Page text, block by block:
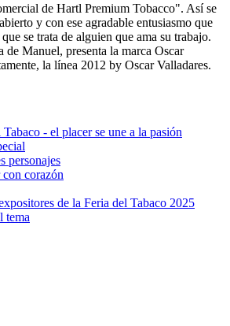
de Hartl Premium Tobacco". Así se
y con ese agradable entusiasmo que
se trata de alguien que ama su trabajo.
de Manuel, presenta la marca Oscar
la línea 2012 by Oscar Valladares.
- el placer se une a la pasión
personajes
corazón
de la Feria del Tabaco 2025
tema